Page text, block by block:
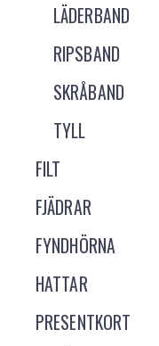
LÄDERBAND
RIPSBAND
SKRÅBAND
TYLL
FILT
FJÄDRAR
FYNDHÖRNA
HATTAR
PRESENTKORT